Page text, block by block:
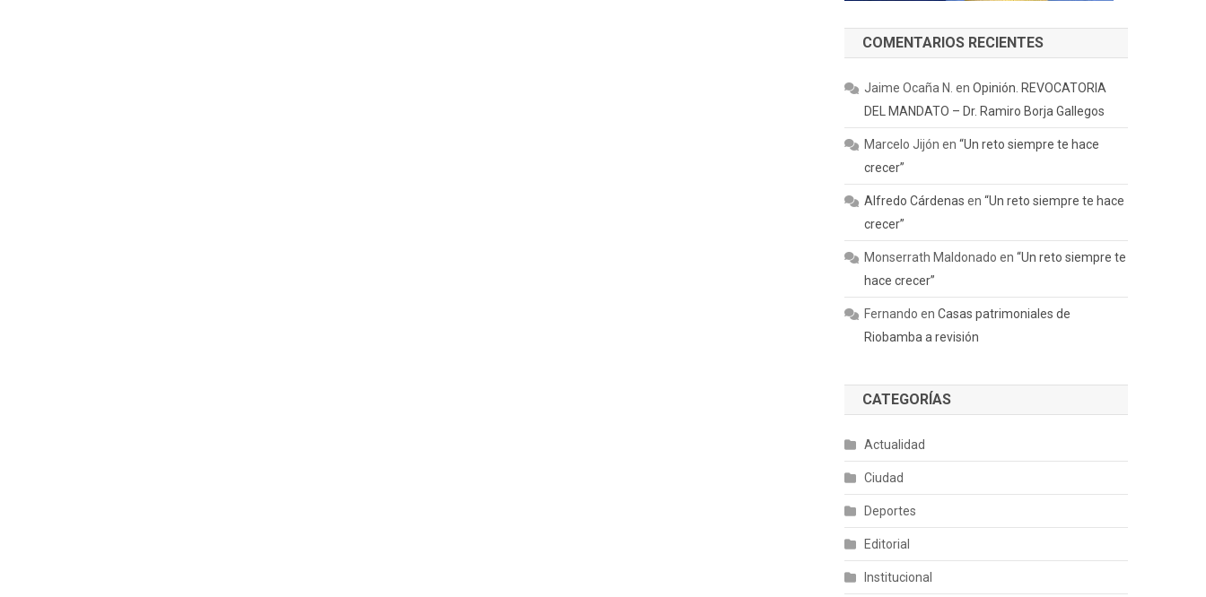
COMENTARIOS RECIENTES
Jaime Ocaña N. enOpinión. REVOCATORIA
DEL MANDATO – Dr. Ramiro Borja Gallegos
Marcelo Jijón en“Un reto siempre te hace
crecer”
Alfredo Cárdenas en“Un reto siempre te hace
crecer”
Monserrath Maldonado en“Un reto siempre te
hace crecer”
Fernando enCasas patrimoniales de
Riobamba a revisión
CATEGORÍAS
Actualidad
Ciudad
Deportes
Editorial
Institucional